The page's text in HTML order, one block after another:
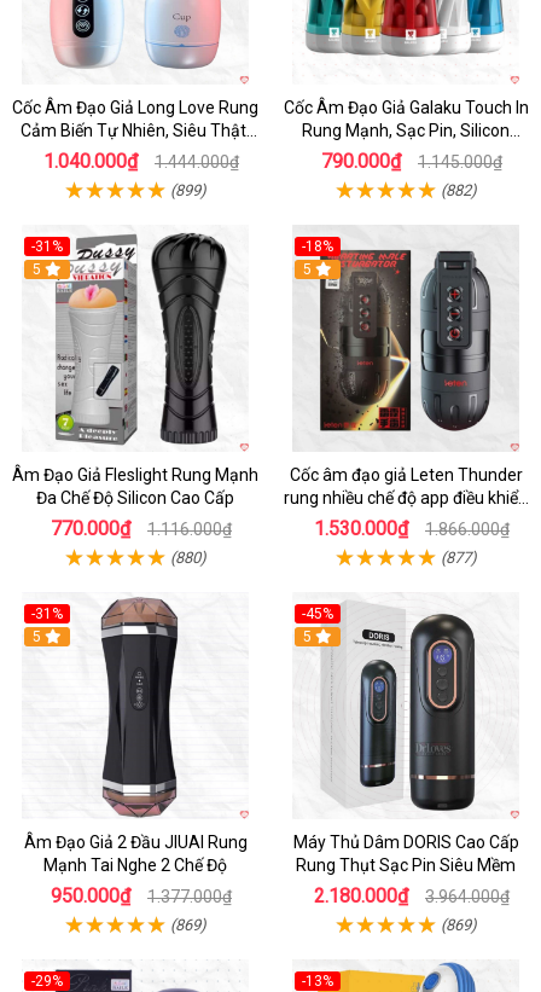
Cốc Âm Đạo Giả Long Love Rung
Cảm Biến Tự Nhiên, Siêu Thật,
Sướng
1.040.000₫ 1.444.000₫
(899)
Cốc Âm Đạo Giả Galaku Touch In
Rung Mạnh, Sạc Pin, Silicon
Mềm
790.000₫ 1.145.000₫
(882)
-31%
5
Âm Đạo Giả Fleslight Rung Mạnh
Đa Chế Độ Silicon Cao Cấp
770.000₫ 1.116.000₫
(880)
-18%
5
Cốc âm đạo giả Leten Thunder
rung nhiều chế độ app điều khiển
tiện lợi
1.530.000₫ 1.866.000₫
(877)
-31%
5
Âm Đạo Giả 2 Đầu JIUAI Rung
Mạnh Tai Nghe 2 Chế Độ
950.000₫ 1.377.000₫
(869)
-45%
Hot
5
Máy Thủ Dâm DORIS Cao Cấp
Rung Thụt Sạc Pin Siêu Mềm
2.180.000₫ 3.964.000₫
(869)
-29%
-13%